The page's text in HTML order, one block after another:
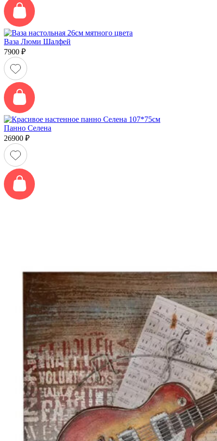
Ваза Люми Шалфей
7900 ₽
Панно Селена
26900 ₽